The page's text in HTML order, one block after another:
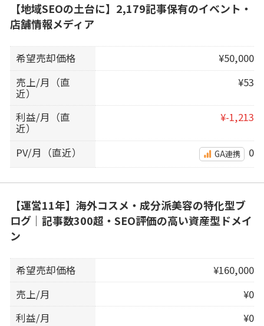
【地域SEOの土台に】2,179記事保有のイベント・
店舗情報メディア
希望売却価格
¥50,000
売上/月（直
近）
¥53
利益/月（直
近）
¥-1,213
PV/月（直近） GA連携 0
【運営11年】海外コスメ・成分派美容の特化型ブ
ログ｜記事数300超・SEO評価の高い資産型ドメイ
ン
希望売却価格
¥160,000
売上/月
¥0
利益/月
¥0